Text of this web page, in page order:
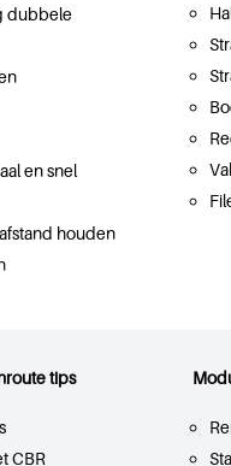
dubbele
en snel
houden
tips
CBR